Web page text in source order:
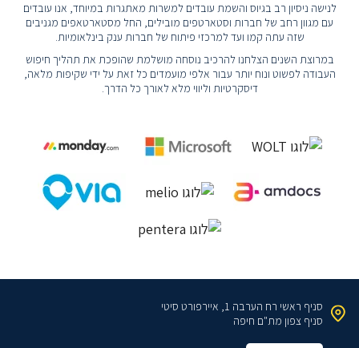
לנישה ניסיון רב בגיוס והשמת עובדים למשרות מאתגרות במיוחד, אנו עובדים
עם מגוון רחב של חברות וסטארטפים מובילים, החל מסטארטאפים מגניבים
שזה עתה קמו ועד למרכזי פיתוח של חברות ענק בינלאומיות.
במרוצת השנים הצלחנו להרכיב נוסחה מושלמת שהופכת את תהליך חיפוש
העבודה לפשוט ונוח יותר עבור אלפי מועמדים כל זאת על ידי שקיפות מלאה,
דיסקרטיות וליווי מלא לאורך כל הדרך.
סניף ראשי רח הערבה 1, איירפורט סיטי
סניף צפון מת"ם חיפה